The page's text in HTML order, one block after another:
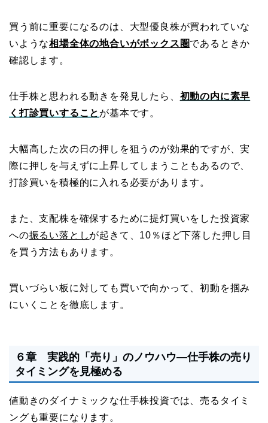
買う前に重要になるのは、大型優良株が買われていな
いような相場全体の地合いがボックス圏であるときか
確認します。
仕手株と思われる動きを発見したら、 初動の内に素早
く打診買いすること が基本です。
大幅高した次の日の押しを狙うのが効果的ですが、実
際に押しを与えずに上昇してしまうこともあるので、
打診買いを積極的に入れる必要があります。
また、支配株を確保するために提灯買いをした投資家
への振るい落としが起きて、10％ほど下落した押し目
を買う方法もあります。
買いづらい板に対しても買いで向かって、初動を掴み
にいくことを徹底します。
６章 実践的「売り」のノウハウ―仕手株の売り
タイミングを見極める
値動きのダイナミックな仕手株投資では、売るタイミ
ングも重要になります。